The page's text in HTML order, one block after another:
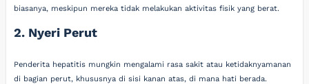
biasanya, meskipun mereka tidak melakukan aktivitas fisik yang berat.
2. Nyeri Perut
Penderita hepatitis mungkin mengalami rasa sakit atau ketidaknyamanan
di bagian perut, khususnya di sisi kanan atas, di mana hati berada.